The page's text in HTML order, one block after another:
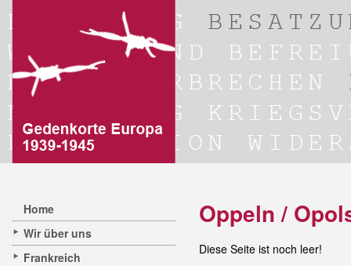
Home
Wir über uns
Frankreich
Oppeln /
Diese Seite ist noch leer!